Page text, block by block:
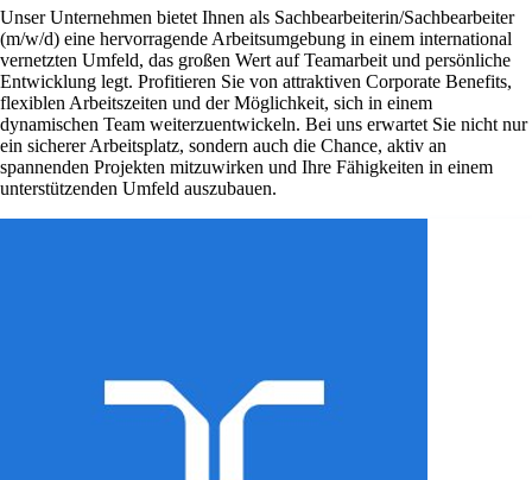
Unser Unternehmen bietet Ihnen als Sachbearbeiterin/Sachbearbeiter
(m/w/d) eine hervorragende Arbeitsumgebung in einem international
vernetzten Umfeld, das großen Wert auf Teamarbeit und persönliche
Entwicklung legt. Profitieren Sie von attraktiven Corporate Benefits,
flexiblen Arbeitszeiten und der Möglichkeit, sich in einem
dynamischen Team weiterzuentwickeln. Bei uns erwartet Sie nicht nur
ein sicherer Arbeitsplatz, sondern auch die Chance, aktiv an
spannenden Projekten mitzuwirken und Ihre Fähigkeiten in einem
unterstützenden Umfeld auszubauen.